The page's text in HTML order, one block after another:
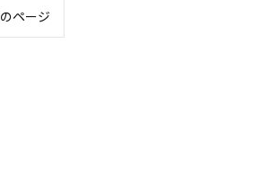
ページ